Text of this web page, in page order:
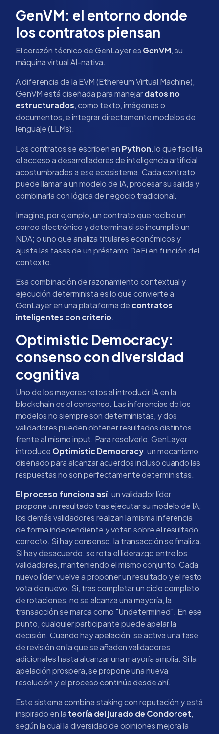
GenVM: el entorno donde
los contratos piensan
El corazón técnico de GenLayer es GenVM, su
máquina virtual AI-nativa.
A diferencia de la EVM (Ethereum Virtual Machine),
GenVM está diseñada para manejardatos no
estructurados, como texto, imágenes o
documentos, e integrar directamente modelos de
lenguaje (LLMs).
Los contratos se escriben en Python, lo que facilita
el acceso a desarrolladores de inteligencia artificial
acostumbrados a ese ecosistema. Cada contrato
puede llamar a un modelo de IA, procesar su salida y
combinarla con lógica de negocio tradicional.
Imagina, por ejemplo, un contrato que recibe un
correo electrónico y determina si se incumplió un
NDA; o uno que analiza titulares económicos y
ajusta las tasas de un préstamo DeFi en función del
contexto.
Esa combinación de razonamiento contextual y
ejecución determinista es lo que convierte a
GenLayer en una plataforma de contratos
inteligentes con criterio.
Optimistic Democracy:
consenso con diversidad
cognitiva
Uno de los mayores retos al introducir IA en la
blockchain es el consenso. Las inferencias de los
modelos no siempre son deterministas, y dos
validadores pueden obtener resultados distintos
frente al mismo input. Para resolverlo, GenLayer
introduce Optimistic Democracy, un mecanismo
diseñado para alcanzar acuerdos incluso cuando las
respuestas no son perfectamente deterministas.
El proceso funciona así: un validador líder
propone un resultado tras ejecutar su modelo de IA;
los demás validadores realizan la misma inferencia
de forma independiente y votan sobre el resultado
correcto. Si hay consenso, la transacción se finaliza.
Si hay desacuerdo, se rota el liderazgo entre los
validadores, manteniendo el mismo conjunto. Cada
nuevo líder vuelve a proponer un resultado y el resto
vota de nuevo. Si, tras completar un ciclo completo
de rotaciones, no se alcanza una mayoría, la
transacción se marca como "Undetermined". En ese
punto, cualquier participante puede apelar la
decisión. Cuando hay apelación, se activa una fase
de revisión en la que se añaden validadores
adicionales hasta alcanzar una mayoría amplia. Si la
apelación prospera, se propone una nueva
resolución y el proceso continúa desde ahí.
Este sistema combina staking con reputación y está
inspirado en la teoría del jurado de Condorcet,
según la cual la diversidad de opiniones mejora la